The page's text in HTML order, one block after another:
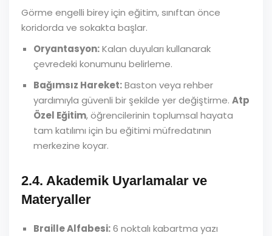
Görme engelli birey için eğitim, sınıftan önce
koridorda ve sokakta başlar.
Oryantasyon:Kalan duyuları kullanarak
çevredeki konumunu belirleme.
Bağımsız Hareket:Baston veya rehber
yardımıyla güvenli bir şekilde yer değiştirme. Atp
Özel Eğitim, öğrencilerinin toplumsal hayata
tam katılımı için bu eğitimi müfredatının
merkezine koyar.
2.4. Akademik Uyarlamalar ve
Materyaller
Braille Alfabesi:6 noktalı kabartma yazı